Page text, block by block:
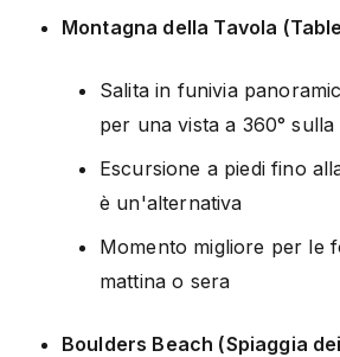
Montagna della Tavola
Salita in funivia
per una vista a 360°
Escursione a piedi fino
è un'alternativa
Momento migliore per le
mattina o sera
Boulders Beach (Spiaggia